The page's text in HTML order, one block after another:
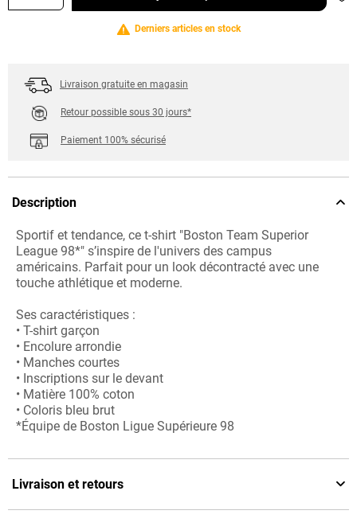
Derniers articles en stock
Livraison gratuite en magasin
Retour possible sous 30 jours*
Paiement 100% sécurisé
Description
Sportif et tendance, ce t-shirt "Boston Team Superior
League 98*" s’inspire de l'univers des campus
américains. Parfait pour un look décontracté avec une
touche athlétique et moderne.
Ses caractéristiques :
• T-shirt garçon
• Encolure arrondie
• Manches courtes
• Inscriptions sur le devant
• Matière 100% coton
• Coloris bleu brut
*Équipe de Boston Ligue Supérieure 98
Livraison et retours